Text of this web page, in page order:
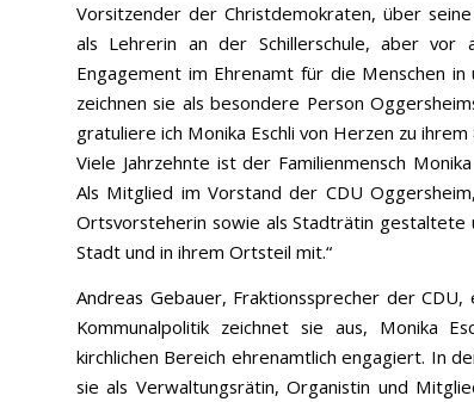
Vorsitzender der Christdemokraten, über
als Lehrerin an der Schillerschule, aber vor
Engagement im Ehrenamt für die Menschen
zeichnen sie als besondere Person
gratuliere ich Monika Eschli von Herzen zu
Viele Jahrzehnte ist der Familienmensch
Als Mitglied im Vorstand der CDU
Ortsvorsteherin sowie als Stadträtin
Stadt und in ihrem Ortsteil mit.“
Andreas Gebauer, Fraktionssprecher der
Kommunalpolitik zeichnet sie aus, Monika
kirchlichen Bereich ehrenamtlich engagiert. In
sie als Verwaltungsrätin, Organistin und